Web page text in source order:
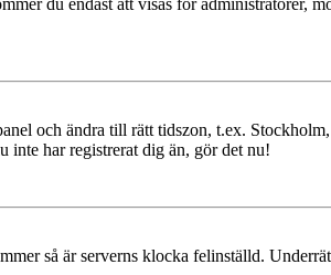
du endast att visas för administratörer,
och ändra till rätt tidszon, t.ex.
inte har registrerat dig än, gör det nu!
så är serverns klocka felinställd.